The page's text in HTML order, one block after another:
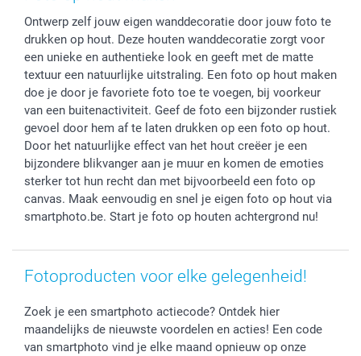
Fotokaders, Decoratie en Snoepjes
Fotokalenders & Fotoagenda's
Afstuderen
Moederdag
Vaderdag
Verjaardag
Geboorte
Herroepingsrecht
Klachtenregeling
Wettelijke garantie
Privacybeleid
Cookiebeleid
Prijslijst
Jobs & Stages
Investor Relations
smartbonus
Betalingsmogelijkheden
Grote bestellingen
Levering
Mijn orderstatus
smartfriends
Ontwerp zelf jouw eigen wanddecoratie door jouw foto te
drukken op hout. Deze houten wanddecoratie zorgt voor
een unieke en authentieke look en geeft met de matte
textuur een natuurlijke uitstraling. Een foto op hout maken
doe je door je favoriete foto toe te voegen, bij voorkeur
van een buitenactiviteit. Geef de foto een bijzonder rustiek
gevoel door hem af te laten drukken op een foto op hout.
Door het natuurlijke effect van het hout creëer je een
bijzondere blikvanger aan je muur en komen de emoties
sterker tot hun recht dan met bijvoorbeeld een foto op
canvas. Maak eenvoudig en snel je eigen foto op hout via
smartphoto.be. Start je foto op houten achtergrond nu!
Fotoproducten voor elke gelegenheid!
Zoek je een smartphoto actiecode? Ontdek hier
maandelijks de nieuwste voordelen en acties! Een code
van smartphoto vind je elke maand opnieuw op onze